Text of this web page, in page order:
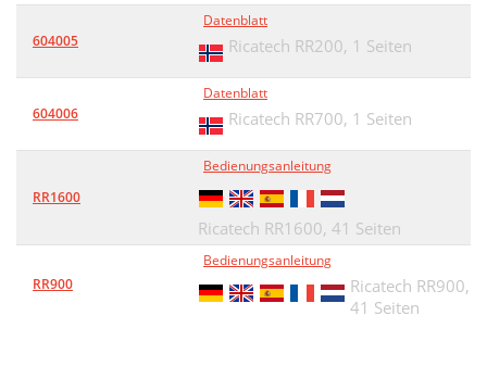
604005
Datenblatt
Ricatech RR200, 1 Seiten
604006
Datenblatt
Ricatech RR700, 1 Seiten
RR1600
Bedienungsanleitung
Ricatech RR1600, 41 Seiten
RR900
Bedienungsanleitung
Ricatech RR900,
41 Seiten